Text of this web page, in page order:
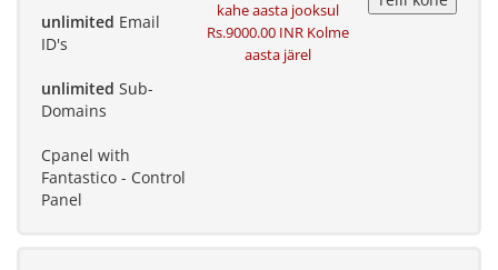
unlimited Email
ID's
unlimited Sub-
Domains
Cpanel with
Fantastico - Control
Panel
kahe aasta jooksul
Rs.9000.00 INR Kolme
aasta järel